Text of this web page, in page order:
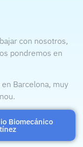
con nosotros,
pondremos en
Barcelona, muy
Biomecánico